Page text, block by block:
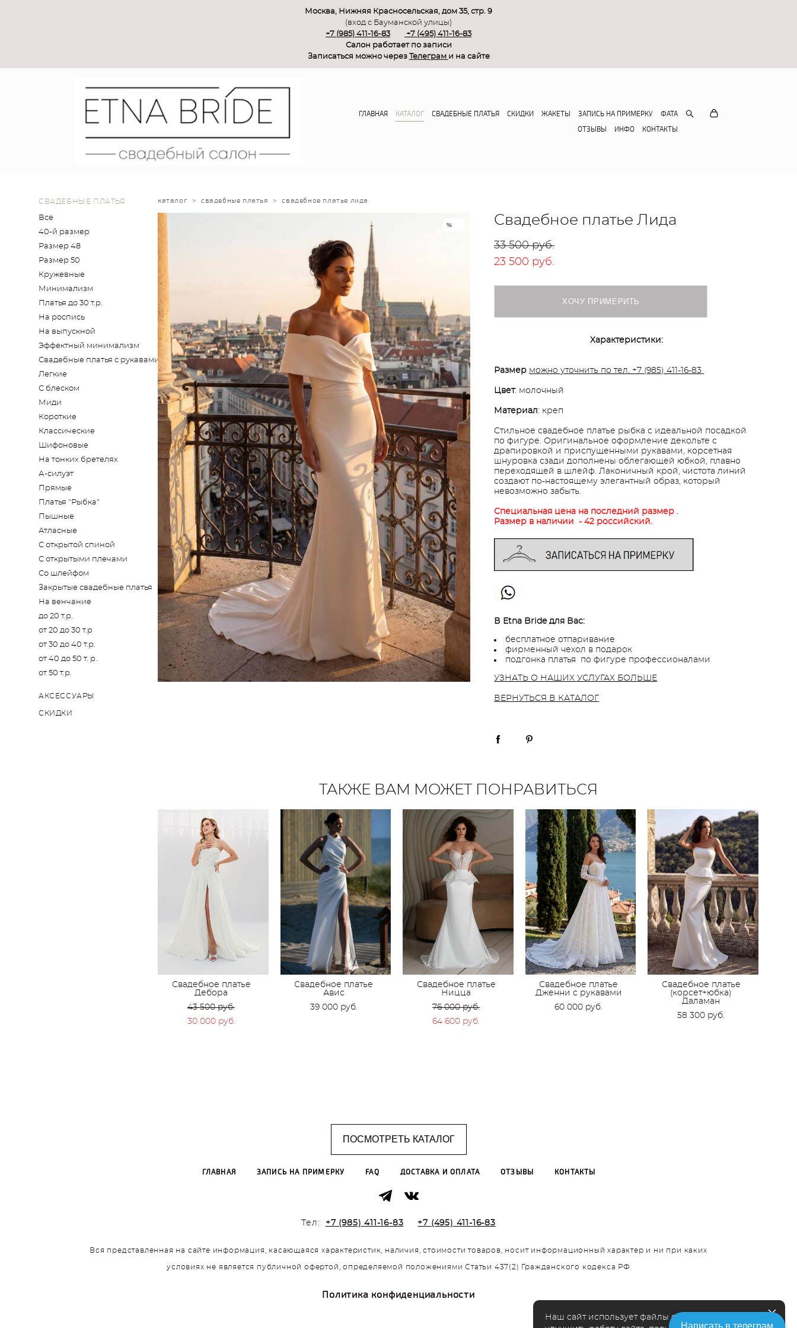
Москва, Нижняя Красносельская, дом 35, стр. 9
(вход с Бауманской улицы)
+7 (985) 411-16-83
+7 (495) 411-16-83
Салон работает по записи
Записаться можно через Телеграм и на сайте
ГЛАВНАЯ КАТАЛОГ СВАДЕБНЫЕ ПЛАТЬЯ СКИДКИ ЖАКЕТЫ ЗАПИСЬ НА ПРИМЕРКУ
ФАТА
ОТЗЫВЫ
ИНФО КОНТАКТЫ
СВАДЕБНЫЕ ПЛАТЬЯ
Все
40-й размер
Размер 48
Размер 50
Кружевные
Минимализм
Платья до 30 т.р.
На роспись
На выпускной
Эффектный минимализм
Свадебные платья с рукавами
Легкие
С блеском
Миди
Короткие
Классические
Шифоновые
На тонких бретелях
А-силуэт
Прямые
Платья "Рыбка"
Пышные
Атласные
С открытой спиной
С открытыми плечами
Со шлейфом
Закрытые свадебные платья
На венчание
до 20 т.р.
от 20 до 30 т.р
от 30 до 40 т.р.
от 40 до 50 т. р.
от 50 т.р.
АКСЕССУАРЫ
СКИДКИ
каталог > свадебные платья > свадебное платье лида
% Свадебное платье Лида
33 500 pуб.
23 500 pуб.
ХОЧУ ПРИМЕРИТЬ
Характеристики:
Размер можно уточнить по тел. +7 (985) 411-16-83
Цвет: молочный
Материал: креп
Стильное свадебное платье рыбка с идеальной посадкой
по фигуре. Оригинальное оформление декольте с
драпировкой и приспущенными рукавами, корсетная
шнуровка сзади дополнены облегающей юбкой, плавно
переходящей в шлейф. Лаконичный крой, чистота линий
создают по-настоящему элегантный образ, который
невозможно забыть.
Специальная цена на последний размер .
Размер в наличии - 42 российский.
В Etna Bride для Вас:
бесплатное отпаривание
фирменный чехол в подарок
подгонка платья по фигуре профессионалами
УЗНАТЬ О НАШИХ УСЛУГАХ БОЛЬШЕ
ВЕРНУТЬСЯ В КАТАЛОГ
ТАКЖЕ ВАМ МОЖЕТ ПОНРАВИТЬСЯ
Свадебное платье
Дебора
43 500 pуб.
30 000 pуб.
Свадебное платье
Авис
39 000 pуб.
Свадебное платье
Ницца
76 000 pуб.
64 600 pуб.
Свадебное платье
Дженни с рукавами
60 000 pуб.
Свадебное платье
(корсет+юбка)
Даламан
58 300 pуб.
ПОСМОТРЕТЬ КАТАЛОГ
ГЛАВНАЯ ЗАПИСЬ НА ПРИМЕРКУ FAQ ДОСТАВКА И ОПЛАТА ОТЗЫВЫ КОНТАКТЫ
Тел: +7 (985) 411-16-83 +7 (495) 411-16-83
Вся представленная на сайте информация, касающаяся характеристик, наличия, стоимости товаров, носит информационный характер и ни при каких
условиях не является публичной офертой, определяемой положениями Статьи 437(2) Гражданского кодекса РФ
Политика конфиденциальности
Наш сайт использует файлы cookie чтобы
Написать в телеграм